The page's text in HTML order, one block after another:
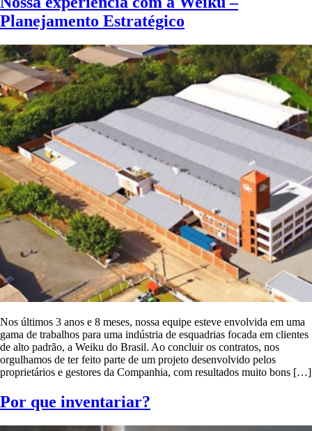
Planejamento Estratégico
Nos últimos 3 anos e 8 meses, nossa equipe esteve envolvida em uma
gama de trabalhos para uma indústria de esquadrias focada em clientes
de alto padrão, a Weiku do Brasil. Ao concluir os contratos, nos
orgulhamos de ter feito parte de um projeto desenvolvido pelos
proprietários e gestores da Companhia, com resultados muito bons […]
Por que inventariar?